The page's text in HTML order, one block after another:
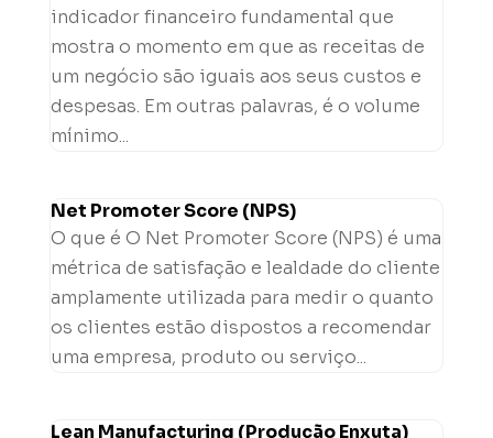
indicador financeiro fundamental que
mostra o momento em que as receitas de
um negócio são iguais aos seus custos e
despesas. Em outras palavras, é o volume
mínimo...
Net Promoter Score (NPS)
O que é O Net Promoter Score (NPS) é uma
métrica de satisfação e lealdade do cliente
amplamente utilizada para medir o quanto
os clientes estão dispostos a recomendar
uma empresa, produto ou serviço...
Lean Manufacturing (Produção Enxuta)